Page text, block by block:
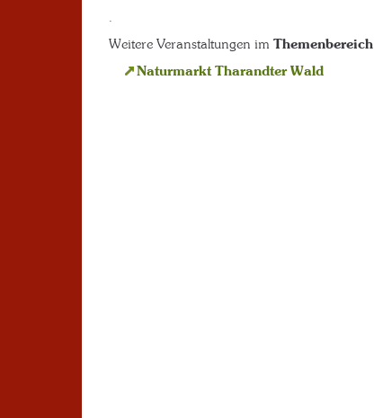
.
Weitere Veranstaltungen im Themenbereich
Naturmarkt Tharandter Wald